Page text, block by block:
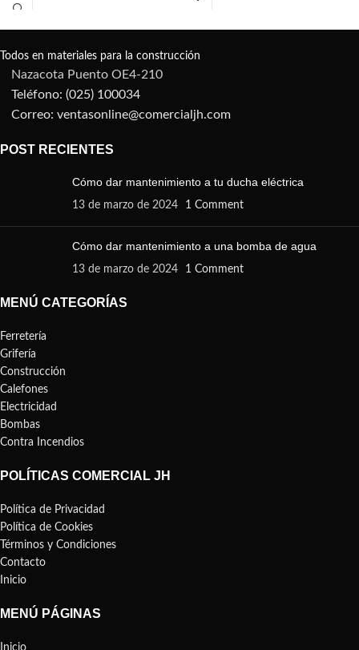
Todos en materiales para la construcción
Nazacota Puento OE4-210
Teléfono: (025) 100034
Correo: ventasonline@comercialjh.com
POST RECIENTES
Cómo dar mantenimiento a tu ducha eléctrica
13 de marzo de 2024 1 Comment
Cómo dar mantenimiento a una bomba de agua
13 de marzo de 2024 1 Comment
MENÚ CATEGORÍAS
Ferretería
Grifería
Construcción
Calefones
Electricidad
Bombas
Contra Incendios
POLÍTICAS COMERCIAL JH
Política de Privacidad
Política de Cookies
Términos y Condiciones
Contacto
Inicio
MENÚ PÁGINAS
Inicio